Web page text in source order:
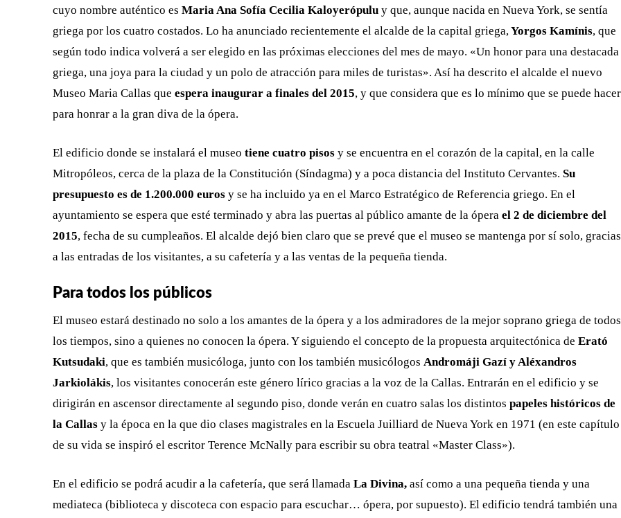
cuyo nombre auténtico es Maria Ana Sofía Cecilia Kaloyerópulu y que, aunque nacida en Nueva York, se sentía
griega por los cuatro costados. Lo ha anunciado recientemente el alcalde de la capital griega,Yorgos Kamínis, que
según todo indica volverá a ser elegido en las próximas elecciones del mes de mayo. «Un honor para una destacada
griega, una joya para la ciudad y un polo de atracción para miles de turistas». Así ha descrito el alcalde el nuevo
Museo Maria Callas que espera inaugurar a finales del 2015, y que considera que es lo mínimo que se puede hacer
para honrar a la gran diva de la ópera.
El edificio donde se instalará el museo tiene cuatro pisos y se encuentra en el corazón de la capital, en la calle
Mitropóleos, cerca de la plaza de la Constitución (Síndagma) y a poca distancia del Instituto Cervantes. Su
presupuesto es de 1.200.000 euros y se ha incluido ya en el Marco Estratégico de Referencia griego. En el
ayuntamiento se espera que esté terminado y abra las puertas al público amante de la ópera el 2 de diciembre del
2015, fecha de su cumpleaños. El alcalde dejó bien claro que se prevé que el museo se mantenga por sí solo, gracias
a las entradas de los visitantes, a su cafetería y a las ventas de la pequeña tienda.
Para todos los públicos
El museo estará destinado no solo a los amantes de la ópera y a los admiradores de la mejor soprano griega de todos
los tiempos, sino a quienes no conocen la ópera. Y siguiendo el concepto de la propuesta arquitectónica de Erató
Kutsudaki, que es también musicóloga, junto con los también musicólogos Andromáji Gazí y Aléxandros
Jarkiolákis, los visitantes conocerán este género lírico gracias a la voz de la Callas. Entrarán en el edificio y se
dirigirán en ascensor directamente al segundo piso, donde verán en cuatro salas los distintos papeles históricos de
la Callas y la época en la que dio clases magistrales en la Escuela Juilliard de Nueva York en 1971 (en este capítulo
de su vida se inspiró el escritor Terence McNally para escribir su obra teatral «Master Class»).
En el edificio se podrá acudir a la cafetería, que será llamada La Divina, así como a una pequeña tienda y una
mediateca (biblioteca y discoteca con espacio para escuchar… ópera, por supuesto). El edificio tendrá también una